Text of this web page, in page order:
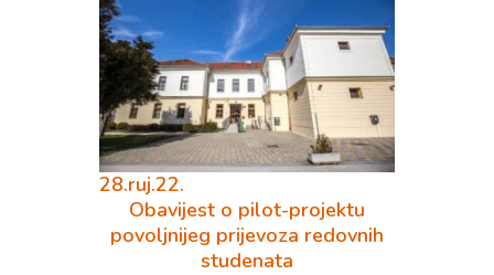
28.ruj.22.
Obavijest o pilot-projektu
povoljnijeg prijevoza redovnih
studenata